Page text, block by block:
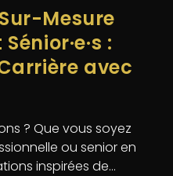
Mesure
:
avec
? Que vous soyez
ou senior en
inspirées de…